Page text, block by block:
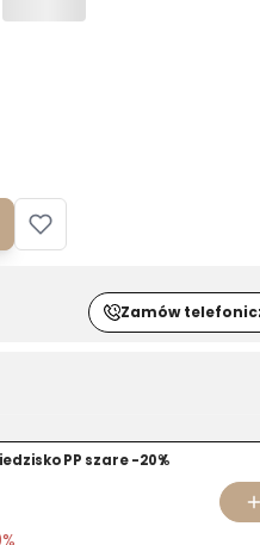
Zamów
PP szare -20%